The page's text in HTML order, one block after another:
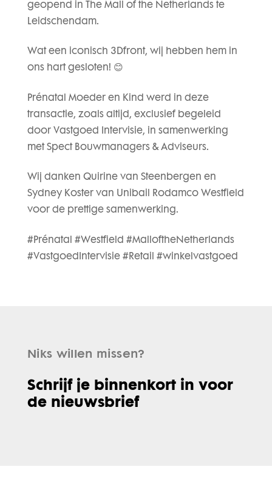
geopend in The Mall of the Netherlands te
Leidschendam.
Wat een iconisch 3Dfront, wij hebben hem in
ons hart gesloten! 😊
Prénatal Moeder en Kind werd in deze
transactie, zoals altijd, exclusief begeleid
door Vastgoed Intervisie, in samenwerking
met Spect Bouwmanagers & Adviseurs.
Wij danken Quirine van Steenbergen en
Sydney Koster van Unibail Rodamco Westfield
voor de prettige samenwerking.
#Prénatal #Westfield #MalloftheNetherlands
#VastgoedIntervisie #Retail #winkelvastgoed
Niks willen missen?
Schrijf je binnenkort in voor
de nieuwsbrief